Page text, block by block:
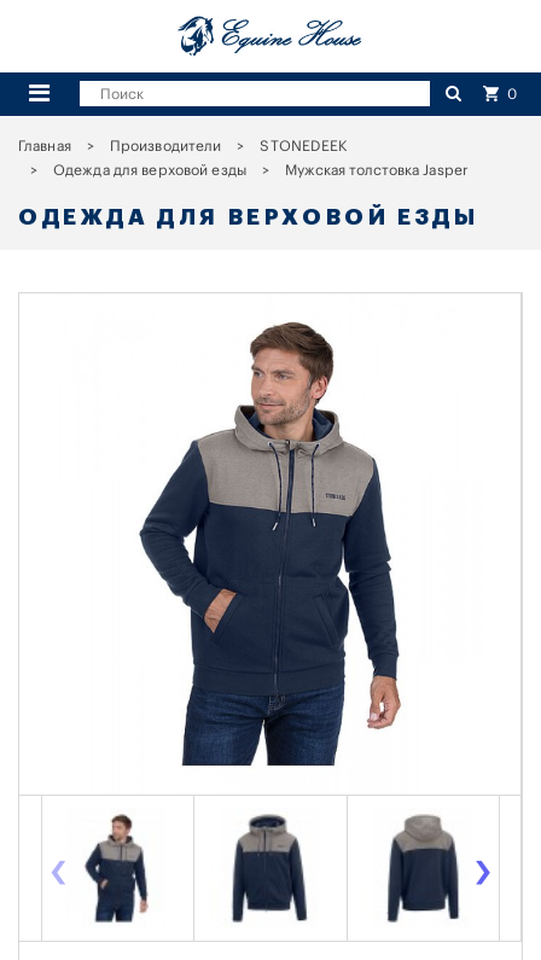
0
Главная Производители
STONEDEEK
Одежда для верховой езды
Мужская толстовка Jasper
ОДЕЖДА ДЛЯ ВЕРХОВОЙ ЕЗДЫ
‹ ›